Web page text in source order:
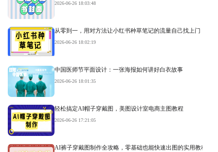
2026-06-26 18:03:48
从零到一，用对方法让小红书种草笔记的流量自己找上门
2026-06-26 18:02:19
中国医师节平面设计：一张海报如何讲好白衣故事
2026-06-26 18:01:35
轻松搞定AI帽子穿戴图，美图设计室电商主图教程
2026-06-26 17:21:05
AI裤子穿戴图制作全攻略，零基础也能快速出图的实用教程